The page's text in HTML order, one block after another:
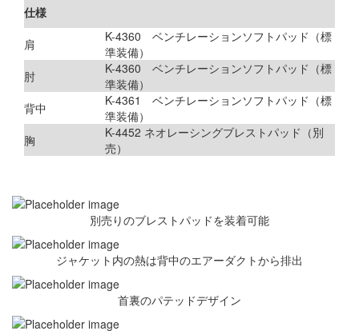
仕様
肩
K-4360 ベンチレーションソフトパッド（標
準装備）
肘
K-4360 ベンチレーションソフトパッド（標
準装備）
背中
K-4361 ベンチレーションソフトパッド（標
準装備）
胸
K-4452 ネオレーシングブレストパッド（別
売）
別売りのブレストパッドを装着可能
ジャケット内の熱は背中のエアーダクトから排出
首裏のパテッドデザイン